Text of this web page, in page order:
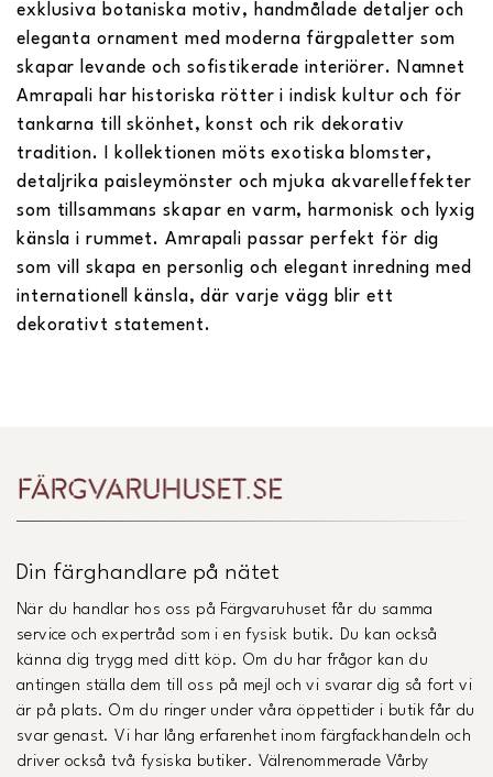
exklusiva botaniska motiv, handmålade detaljer och
eleganta ornament med moderna färgpaletter som
skapar levande och sofistikerade interiörer. Namnet
Amrapali har historiska rötter i indisk kultur och för
tankarna till skönhet, konst och rik dekorativ
tradition. I kollektionen möts exotiska blomster,
detaljrika paisleymönster och mjuka akvarelleffekter
som tillsammans skapar en varm, harmonisk och lyxig
känsla i rummet. Amrapali passar perfekt för dig
som vill skapa en personlig och elegant inredning med
internationell känsla, där varje vägg blir ett
dekorativt statement.
Din färghandlare på nätet
När du handlar hos oss på Färgvaruhuset får du samma
service och expertråd som i en fysisk butik. Du kan också
känna dig trygg med ditt köp. Om du har frågor kan du
antingen ställa dem till oss på mejl och vi svarar dig så fort vi
är på plats. Om du ringer under våra öppettider i butik får du
svar genast. Vi har lång erfarenhet inom färgfackhandeln och
driver också två fysiska butiker. Välrenommerade Vårby